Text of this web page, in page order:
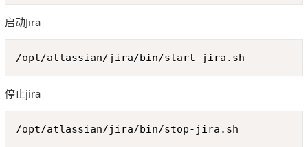
启动Jira
/opt/atlassian/jira/bin/start-jira.sh
停止jira
/opt/atlassian/jira/bin/stop-jira.sh